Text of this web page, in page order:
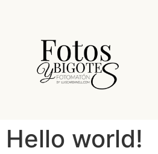
Hello world!